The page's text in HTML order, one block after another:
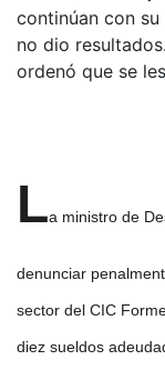
continúan con
no dio
ordenó que se
La ministro de
denunciar
sector del CIC
diez sueldos